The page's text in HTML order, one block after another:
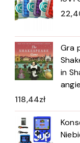
Gra
in
118,44zł